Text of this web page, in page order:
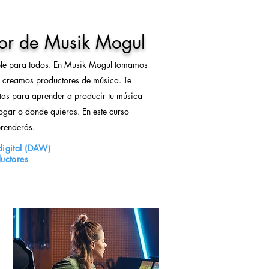
de Musik Mogul
para todos. En Musik Mogul tomamos
productores de música. Te
para aprender a producir tu música
o donde quieras. En este curso
(DAW)